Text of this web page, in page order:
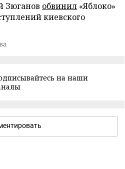
Зюганов обвинил «Яблоко»
киевского
на наши